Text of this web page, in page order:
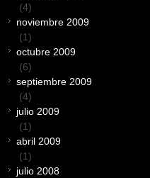
(4)
noviembre 2009
(1)
octubre 2009
(6)
septiembre 2009
(4)
julio 2009
(1)
abril 2009
(1)
julio 2008